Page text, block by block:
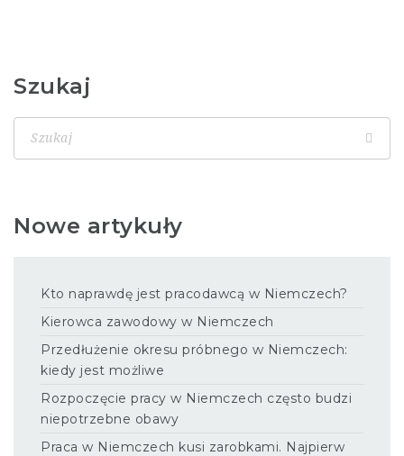
Szukaj
Nowe artykuły
Kto naprawdę jest pracodawcą w Niemczech?
Kierowca zawodowy w Niemczech
Przedłużenie okresu próbnego w Niemczech:
kiedy jest możliwe
Rozpoczęcie pracy w Niemczech często budzi
niepotrzebne obawy
Praca w Niemczech kusi zarobkami. Najpierw